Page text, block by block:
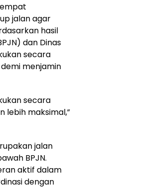
jalan agar
hasil
dan Dinas
secara
menjamin
secara
lebih maksimal,”
jalan
BPJN.
aktif dalam
dengan